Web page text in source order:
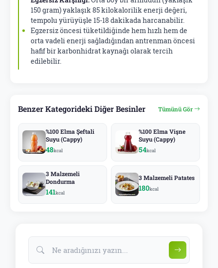
150 gram) yaklaşık 85 kilokalorilik enerji değeri,
tempolu yürüyüşle 15-18 dakikada harcanabilir.
Egzersiz öncesi tüketildiğinde hem hızlı hem de
orta vadeli enerji sağladığından antrenman öncesi
hafif bir karbonhidrat kaynağı olarak tercih
edilebilir.
Benzer Kategorideki Diğer Besinler Tümünü Gör
%100 Elma Şeftali
Suyu (Cappy)
48kcal
%100 Elma Vişne
Suyu (Cappy)
54kcal
3 Malzemeli
Dondurma
141kcal
3 Malzemeli Patates
180kcal